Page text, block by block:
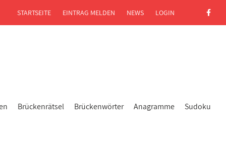
Brückenrätsel Brückenwörter Anagramme Sudoku
STARTSEITE EINTRAG MELDEN NEWS LOGIN